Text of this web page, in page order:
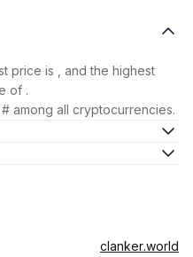
price is , and the highest
of .
among all cryptocurrencies.
clanker.world